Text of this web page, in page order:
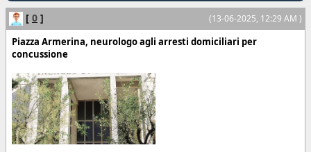
(13-06-2025, 12:29 AM )
[ 0 ]
Piazza Armerina, neurologo agli arresti domiciliari per
concussione